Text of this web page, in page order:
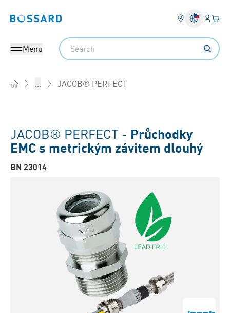
Bossard homepage Váš
Menu
Search
... JACOB® PERFECT
JACOB® PERFECT - Průchodky
EMC s metrickým závitem dlouhý
BN 23014